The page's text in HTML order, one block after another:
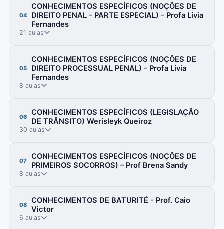
04
CONHECIMENTOS ESPECÍFICOS (NOÇÕES DE
DIREITO PENAL - PARTE ESPECIAL) - Profa Lívia
Fernandes
21 aulas
05
CONHECIMENTOS ESPECÍFICOS (NOÇÕES DE
DIREITO PROCESSUAL PENAL) - Profa Lívia
Fernandes
8 aulas
06
CONHECIMENTOS ESPECÍFICOS (LEGISLAÇÃO
DE TRÂNSITO) Werisleyk Queiroz
30 aulas
07
CONHECIMENTOS ESPECÍFICOS (NOÇÕES DE
PRIMEIROS SOCORROS) – Prof Brena Sandy
8 aulas
08
CONHECIMENTOS DE BATURITÉ - Prof. Caio
Victor
6 aulas